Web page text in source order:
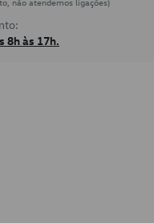
8h às 17h.